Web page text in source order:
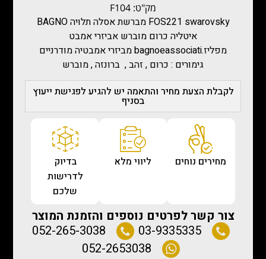
מק"ט: F104
FOS221 swarovsky מברשת אסלה תלויה BAGNO
איטליה כרום מוברש אביזרי אמבט
מפליז.bagnoeassociati מביזרי אמבטיה מודרניים
גימורים : כרום , זהב , ברונזה , מוברש
לקבלת הצעת מחיר והתאמה יש להגיע לפגישת ייעוץ
בסניף
מחירים נוחים ליווי מלא
בדיוק
לדרישות
שלכם
צור קשר לפרטים נוספים והזמנת המוצר
03-9335335
052-265-3038
052-2653038